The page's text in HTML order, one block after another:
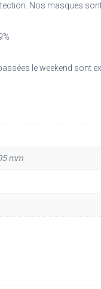
Nos masques
le weekend sont
mm